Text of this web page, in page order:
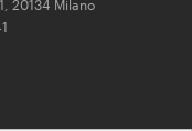
20134 Milano